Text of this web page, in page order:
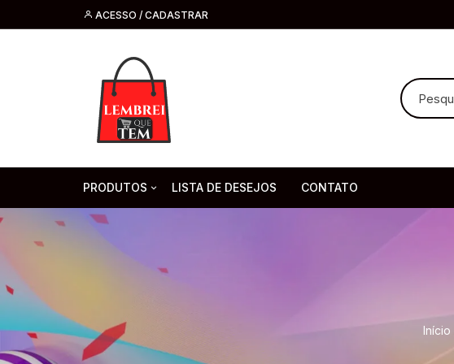
ACESSO / CADASTRAR
PRODUTOS
Moda, Beleza E Perfumaria
Artigos para festa
LISTA DE DESEJOS CONTATO
Início